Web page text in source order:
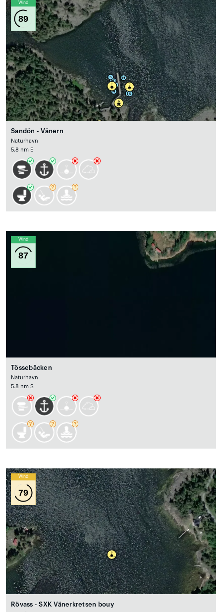
Wind
89
Sandön - Vänern
Naturhavn
5.8 nm E
Wind
87
Tössebäcken
Naturhavn
5.8 nm S
Wind
79
Rövass - SXK Vänerkretsen bouy